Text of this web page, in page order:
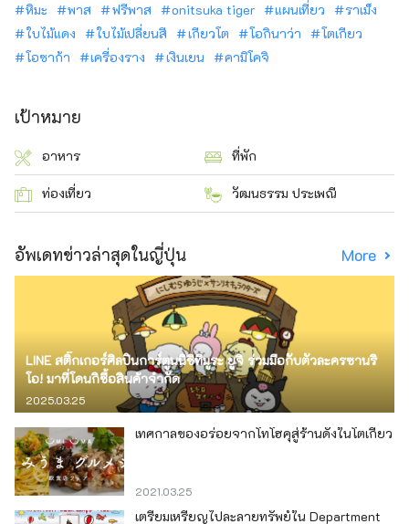
หิมะ
พาส ฟรีพาส onitsuka tiger แผนเที่ยว
ราเม็ง
ใบไม้แดง
ใบไม้เปลี่ยนสี เกียวโต โอกินาว่า
โตเกียว
โอซาก้า
เครื่องราง เงินเยน คามิโคจิ
เป้าหมาย
อาหาร ที่พัก
ท่องเที่ยว วัฒนธรรม ประเพณี
อัพเดทข่าวล่าสุดในญี่ปุ่น More
LINE สติ๊กเกอร์ศิลปินการ์ตูนนิชิทีมูระ ยูจิ ร่วมมือกับตัวละครซานริ
โอ! มาที่โดนกิซื้อสินค้าจำกัด
2025.03.25
เทศกาลของอร่อยจากโทโฮคุสู่ร้านดังในโตเกียว
2021.03.25
เตรียมเหรียญไปละลายทรัพย์ใน Department